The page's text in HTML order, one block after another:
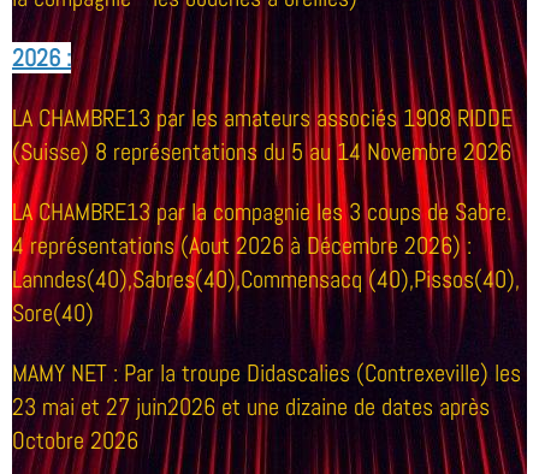
2026 :
LA CHAMBRE13par les amateurs associés 1908 RIDDE
(Suisse) 8 représentations du 5 au 14 Novembre 2026
LA CHAMBRE13par la compagnie les 3 coups de Sabre.
4 représentations (Aout 2026 à Décembre 2026) :
Lanndes(40),Sabres(40),Commensacq (40),Pissos(40),
Sore(40)
MAMY NET : Par la troupe Didascalies (Contrexeville) les
23 mai et 27 juin2026 et une dizaine de dates après
Octobre 2026